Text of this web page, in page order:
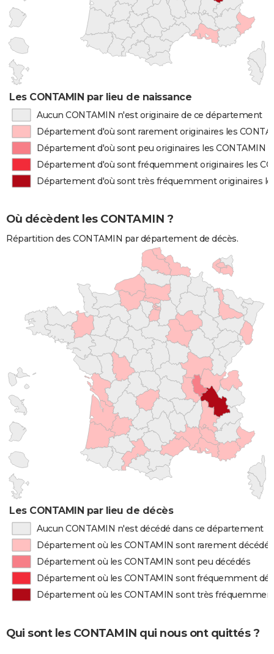
Les CONTAMIN par lieu de naissance
Aucun CONTAMIN n'est originaire de ce département
Département d'où sont rarement originaires les
Département d'où sont peu originaires les CONTAMIN
Département d'où sont fréquemment originaires les
Département d'où sont très fréquemment originaires
Où décèdent les CONTAMIN ?
Répartition des CONTAMIN par département de décès.
Les CONTAMIN par lieu de décès
Aucun CONTAMIN n'est décédé dans ce département
Département où les CONTAMIN sont rarement décédés
Département où les CONTAMIN sont peu décédés
Département où les CONTAMIN sont fréquemment
Département où les CONTAMIN sont très
Qui sont les CONTAMIN qui nous ont quittés ?